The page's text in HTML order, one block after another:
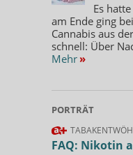
Es
am Ende ging
Cannabis aus
schnell: Über
Mehr »
PORTRÄT
FAQ: Nikotin